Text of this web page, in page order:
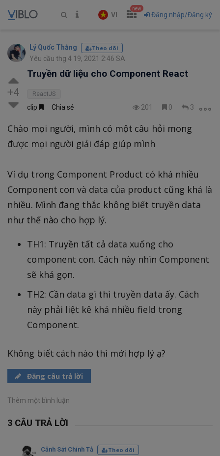
VI
new
Đăng nhập/Đăng ký
Lý Quốc Thắng Theo dõi
Yêu cầu thg 4 19, 2021 2:46 SA
+4
Truyền dữ liệu cho Component React
ReactJS
clip Chia sẻ 201 0 3
Chào mọi người, mình có một câu hỏi mong
được mọi người giải đáp giúp mình
Ví dụ trong Component Product có khá nhiều
Component con và data của product cũng khá là
nhiều. Mình đang thắc không biết truyền data
như thế nào cho hợp lý.
TH1: Truyền tất cả data xuống cho
component con. Cách này nhìn Component
sẽ khá gọn.
TH2: Cần data gì thì truyền data ấy. Cách
này phải liệt kê khá nhiều field trong
Component.
Không biết cách nào thì mới hợp lý ạ?
Đăng câu trả lời
Thêm một bình luận
3 CÂU TRẢ LỜI
Cảnh Sát Chính Tả
Theo dõi